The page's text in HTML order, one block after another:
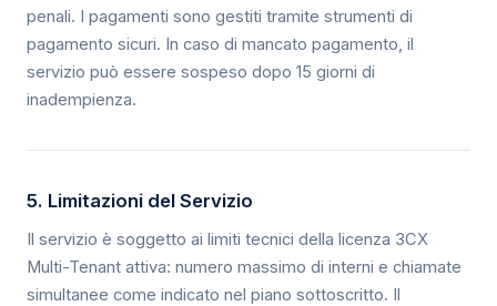
penali. I pagamenti sono gestiti tramite strumenti di
pagamento sicuri. In caso di mancato pagamento, il
servizio può essere sospeso dopo 15 giorni di
inadempienza.
5. Limitazioni del Servizio
Il servizio è soggetto ai limiti tecnici della licenza 3CX
Multi-Tenant attiva: numero massimo di interni e chiamate
simultanee come indicato nel piano sottoscritto. Il